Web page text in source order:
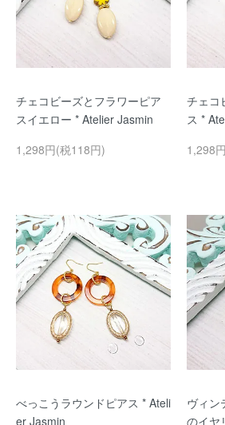
チェコビーズとフラワーピア
スイエロー * Atelier Jasmin
1,298円(税118円)
チェコ
ス *
1,298
べっこうラウンドピアス * Ateli
er Jasmin
ヴィン
のイヤ